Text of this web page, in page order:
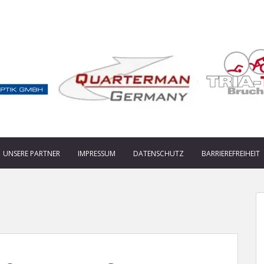
UNSERE PARTNER IMPRESSUM DATENSCHUTZ BARRIEREFREIHEIT